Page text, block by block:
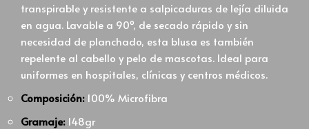
transpirable y resistente a salpicaduras de lejía diluida
en agua. Lavable a 90º, de secado rápido y sin
necesidad de planchado, esta blusa es también
repelente al cabello y pelo de mascotas. Ideal para
uniformes en hospitales, clínicas y centros médicos.
Composición: 100% Microfibra
Gramaje: 148gr